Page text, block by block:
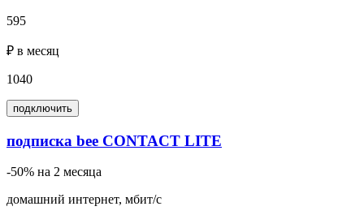
595
₽ в месяц
1040
подключить
подписка bee CONTACT LITE
-50% на 2 месяца
домашний интернет, мбит/с